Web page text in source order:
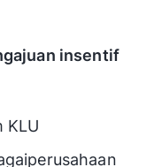
insentif
KLU